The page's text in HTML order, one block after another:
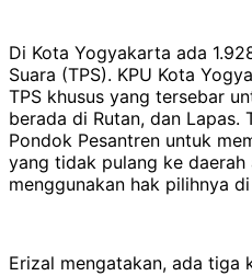
Di Kota Yogyakarta ada
Suara (TPS). KPU Kota
TPS khusus yang tersebar
berada di Rutan, dan Lapas.
Pondok Pesantren untuk
yang tidak pulang ke daerah
menggunakan hak pilihnya
Erizal mengatakan, ada tiga